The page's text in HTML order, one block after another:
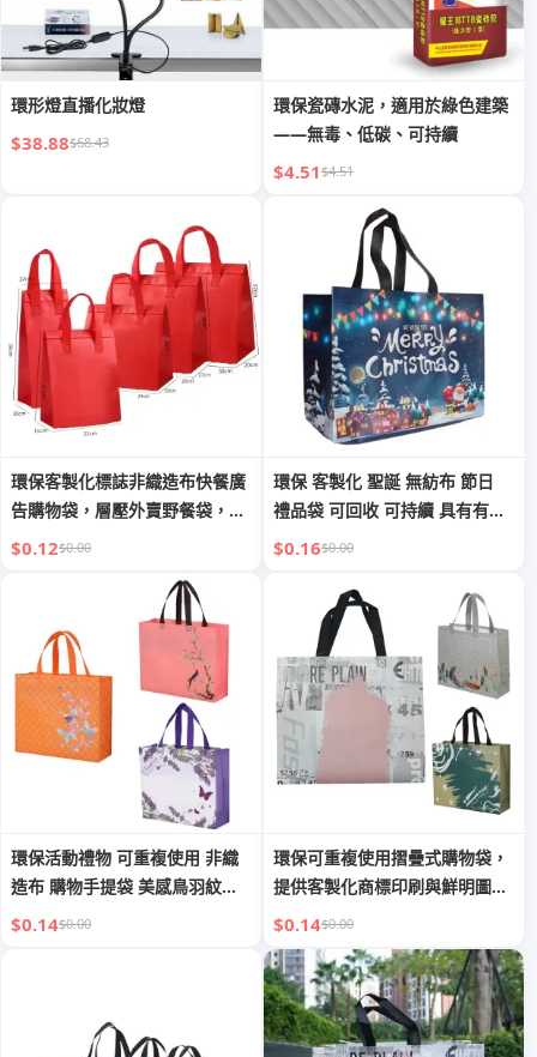
環形燈直播化妝燈
$38.88$68.43
環保瓷磚水泥，適用於綠色建築
——無毒、低碳、可持續
$4.51$4.51
環保客製化標誌非織造布快餐廣
告購物袋，層壓外賣野餐袋，快
速送貨，適用於日常禮品
$0.12$0.00
環保 客製化 聖誕 無紡布 節日
禮品袋 可回收 可持續 具有有趣
的設計 便於重複使用
$0.16$0.00
環保活動禮物 可重複使用 非織
造布 購物手提袋 美感鳥羽紋樣
灰色 適用於雜貨及海灘
$0.14$0.00
環保可重複使用摺疊式購物袋，
提供客製化商標印刷與鮮明圖
案，採用非織造布材質
$0.14$0.00